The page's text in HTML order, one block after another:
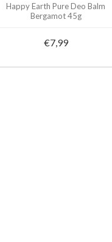
Happy Earth Pure Deo Balm
Bergamot 45g
€7,99